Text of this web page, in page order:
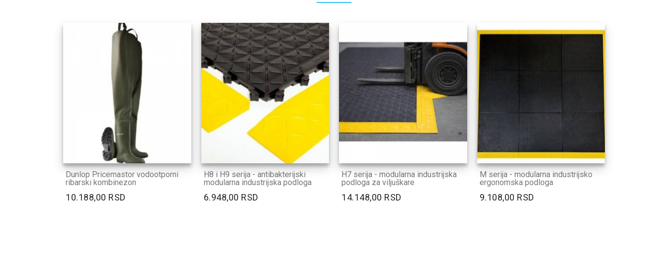
Dunlop Pricemastor vodootporni
ribarski kombinezon
10.188,00 RSD
H8 i H9 serija - antibakterijski
modularna industrijska podloga
6.948,00 RSD
H7 serija - modularna industrijska
podloga za viljuškare
14.148,00 RSD
M serija - modularna industrijsko
ergonomska podloga
9.108,00 RSD